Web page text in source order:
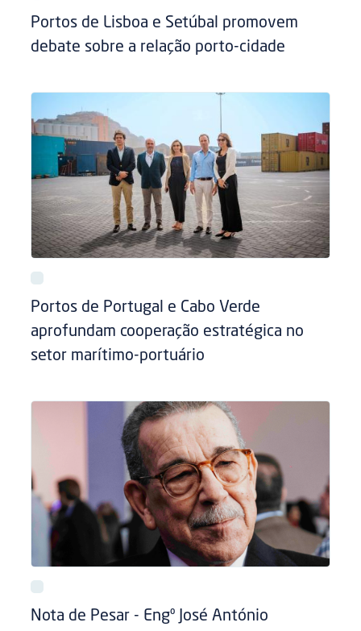
Portos de Lisboa e Setúbal promovem
debate sobre a relação porto-cidade
Portos de Portugal e Cabo Verde
aprofundam cooperação estratégica no
setor marítimo-portuário
Nota de Pesar - Engº José António